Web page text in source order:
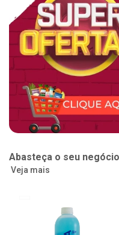
Abasteça o seu
Veja mais